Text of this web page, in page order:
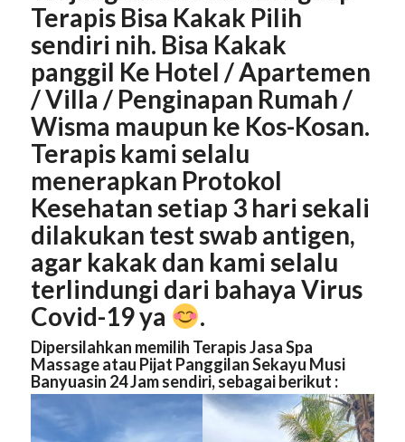
Terapis Bisa Kakak Pilih
sendiri nih. Bisa Kakak
panggil Ke Hotel / Apartemen
/ Villa / Penginapan Rumah /
Wisma maupun ke Kos-Kosan.
Terapis kami selalu
menerapkan Protokol
Kesehatan setiap 3 hari sekali
dilakukan test swab antigen,
agar kakak dan kami selalu
terlindungi dari bahaya Virus
Covid-19 ya
.
Dipersilahkan memilih Terapis Jasa Spa
Massage atau Pijat Panggilan Sekayu Musi
Banyuasin 24 Jam sendiri, sebagai berikut :